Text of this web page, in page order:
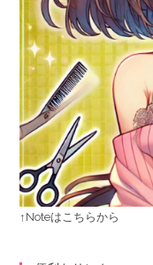
↑Noteはこちらから